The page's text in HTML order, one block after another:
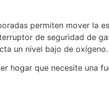
permiten mover la
de seguridad de
un nivel bajo de oxígeno.
hogar que necesite una